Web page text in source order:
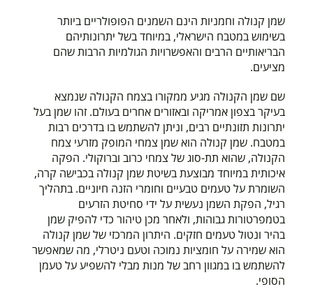
שמן קנולה וחמניות הינם השמנים הפופולריים ביותר
בשימוש במטבח הישראלי, במיוחד בשל יתרונותיהם
הבריאותיים הרבים והאפשרויות הגולמיות הרבות שהם
מציעים.
שם שמן הקנולה מגיע ממקורו בצמח הקנולה שנמצא
בעיקר בצפון אמריקה ובאזורים אחרים בעולם. זהו שמן בעל
יתרונות תזונתיים רבים, וניתן להשתמש בו בדרכים רבות
במטבח. שמן קנולה הוא שמן צמחי המופק מזרעי צמח
הקנולה, שהוא תת-סוג של צמחי כרוב וברוקולי. הפקה
איכותית במיוחד מבוצעת בשיטת שמן קנולה בכבישה קרה,
השומרת על טעמים טבעיים וחומרי הזנה חיוניים. בתהליך
רגיל, הפקת השמן נעשית על ידי סחיטת הזרעים
בטמפרטורות גבוהות, ולאחר מכן טיהור כדי להפיק שמן
בהיר ונטול טעמים חזקים. היתרון המרכזי של שמן קנולה
הוא שמירה על חומציות נמוכה וטעם ניטרלי, מה שמאפשר
להשתמש בו במגוון רחב של מנות מבלי להשפיע על טעמן
הסופי.